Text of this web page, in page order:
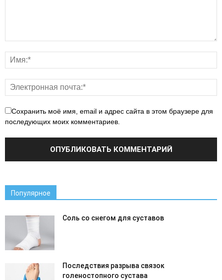
Сохранить моё имя, email и адрес сайта в этом браузере для
последующих моих комментариев.
Популярное
Соль со снегом для суставов
Последствия разрыва связок
голеностопного сустава